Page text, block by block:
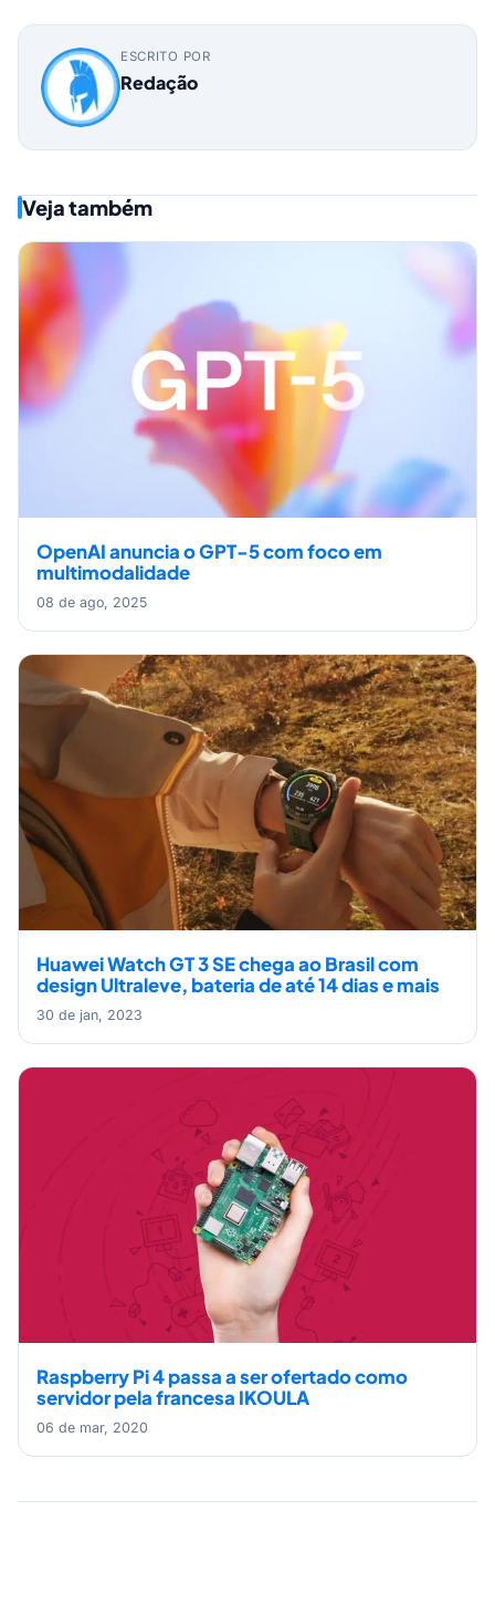
ESCRITO POR
Redação
Veja também
OpenAI anuncia o GPT-5 com foco em
multimodalidade
08 de ago, 2025
Huawei Watch GT 3 SE chega ao Brasil com
design Ultraleve, bateria de até 14 dias e mais
30 de jan, 2023
Raspberry Pi 4 passa a ser ofertado como
servidor pela francesa IKOULA
06 de mar, 2020